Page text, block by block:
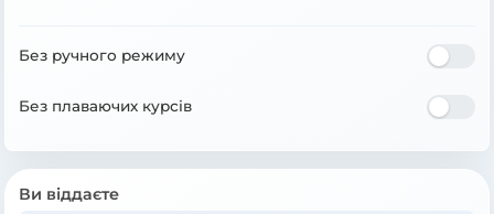
Без ручного режиму
Без плаваючих курсів
Ви віддаєте